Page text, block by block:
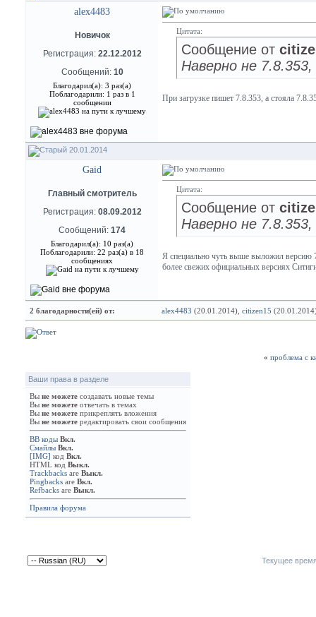
alex4483
Новичок
Регистрация: 22.12.2012
Сообщений: 10
Благодарил(а): 3 раз(а)
Поблагодарили: 1 раз в 1
сообщении
Цитата:
Сообщение от
Наверно не
При загрузке пишет 7.8.353, а стояла
20.01.2014
Gaid
Главный смотритель
Регистрация: 08.09.2012
Сообщений: 174
Благодарил(а): 10 раз(а)
Поблагодарили: 22 раз(а) в 18
сообщениях
Цитата:
Сообщение от
Наверно не
Я специально чуть выше выложил версию
более свежих официальных версиях
2 благодарности(ей) от: alex4483 (20.01.2014), citizen15
« проблема с
Ваши права в разделе
Вы не можете создавать новые темы
Вы не можете отвечать в темах
Вы не можете прикреплять вложения
Вы не можете редактировать свои сообщения
BB коды Вкл.
Смайлы Вкл.
[IMG] код Вкл.
HTML код Выкл.
Trackbacks are Выкл.
Pingbacks are Вкл.
Refbacks are Выкл.
Правила форума
Текущее